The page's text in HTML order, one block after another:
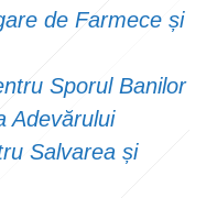
de Farmece și
Sporul Banilor
Adevărului
Salvarea și